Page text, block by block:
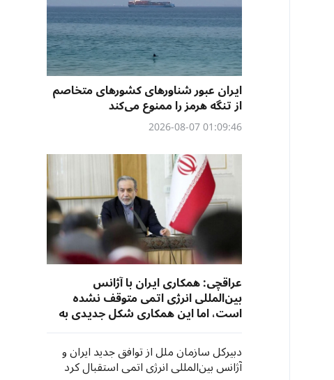
ایران عبور شناورهای کشورهای متخاصم
از تنگه هرمز را ممنوع می‌کند
01:09:46 2026-08-07
عراقچی: همکاری ایران با آژانس
بین‌المللی انرژی اتمی متوقف نشده
است، اما این همکاری شکل جدیدی به
خود خواهد گرفت
دبیرکل سازمان ملل از توافق جدید ایران و
آژانس بین‌المللی انرژی اتمی استقبال کرد